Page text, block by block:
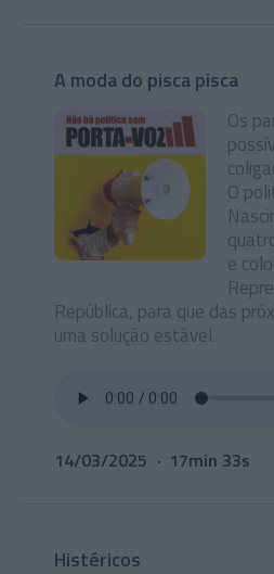
A moda do pisca pisca
Os
O
e
República, para que das
uma solução estável.
14/03/2025 17min 33s
Histéricos